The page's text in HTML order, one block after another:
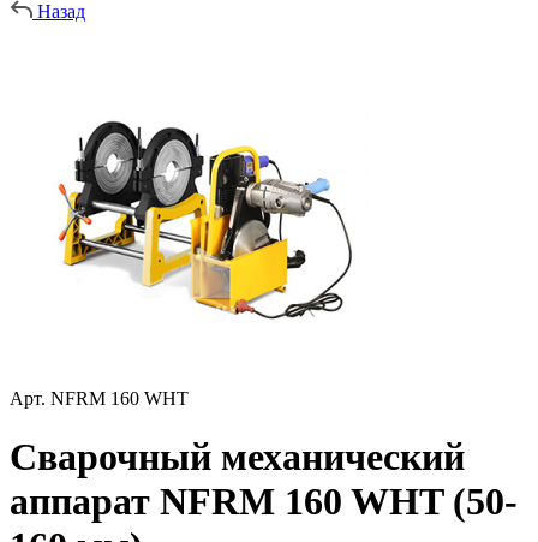
Назад
Арт. NFRM 160 WHT
Сварочный механический
аппарат NFRM 160 WHT (50-